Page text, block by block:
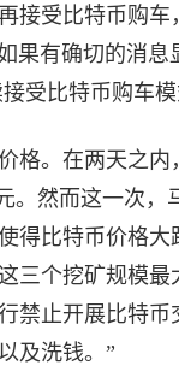
接受比特币购
果有确切的消
受比特币购车模
。在两天之内
。然而这一次
得比特币价格
三个挖矿规模
禁止开展比特
及洗钱。”